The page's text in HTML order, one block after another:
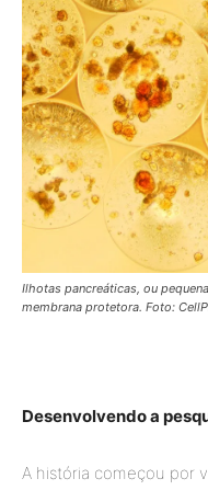
Ilhotas pancreáticas, ou
membrana protetora. Foto:
Desenvolvendo a
A história começou por